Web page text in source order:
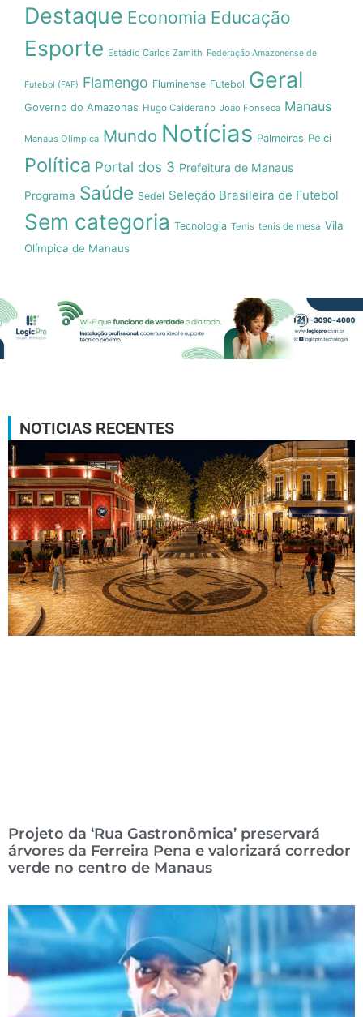
Destaque Economia Educação
Esporte Estádio Carlos Zamith Federação Amazonense de
Futebol (FAF) Flamengo Fluminense Futebol Geral
Governo do Amazonas Hugo Calderano João Fonseca Manaus
Manaus Olímpica Mundo Notícias Palmeiras Pelci
Política Portal dos 3 Prefeitura de Manaus
Programa Saúde Sedel Seleção Brasileira de Futebol
Sem categoria Tecnologia Tenis tenis de mesa Vila
Olímpica de Manaus
NOTICIAS RECENTES
Projeto da ‘Rua Gastronômica’ preservará
árvores da Ferreira Pena e valorizará corredor
verde no centro de Manaus